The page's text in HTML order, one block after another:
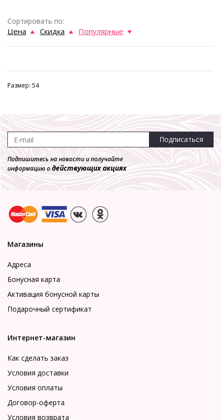
Сортировать по:
Цена Скидка Популярные
Размер: 54
Подписаться
Подпишитесь на новости и получайте
информацию одействующих акциях
Магазины
Адреса
Бонусная карта
Активация бонусной карты
Подарочный сертификат
Интернет-магазин
Как сделать заказ
Условия доставки
Условия оплаты
Договор-оферта
Условия возврата